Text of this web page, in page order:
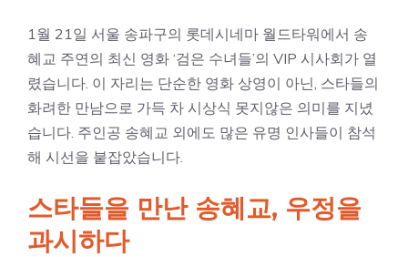
1월 21일 서울 송파구의 롯데시네마 월드타워에서 송
혜교 주연의 최신 영화 ‘검은 수녀들’의 VIP 시사회가 열
렸습니다. 이 자리는 단순한 영화 상영이 아닌, 스타들의
화려한 만남으로 가득 차 시상식 못지않은 의미를 지녔
습니다. 주인공 송혜교 외에도 많은 유명 인사들이 참석
해 시선을 붙잡았습니다.
스타들을 만난 송혜교, 우정을
과시하다